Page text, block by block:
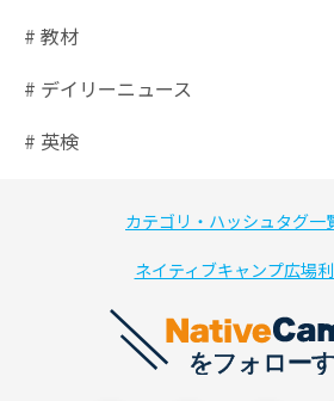
# 教材
# デイリーニュース
# 英検
カテゴリ・ハッシュタグ一
ネイティブキャンプ広場